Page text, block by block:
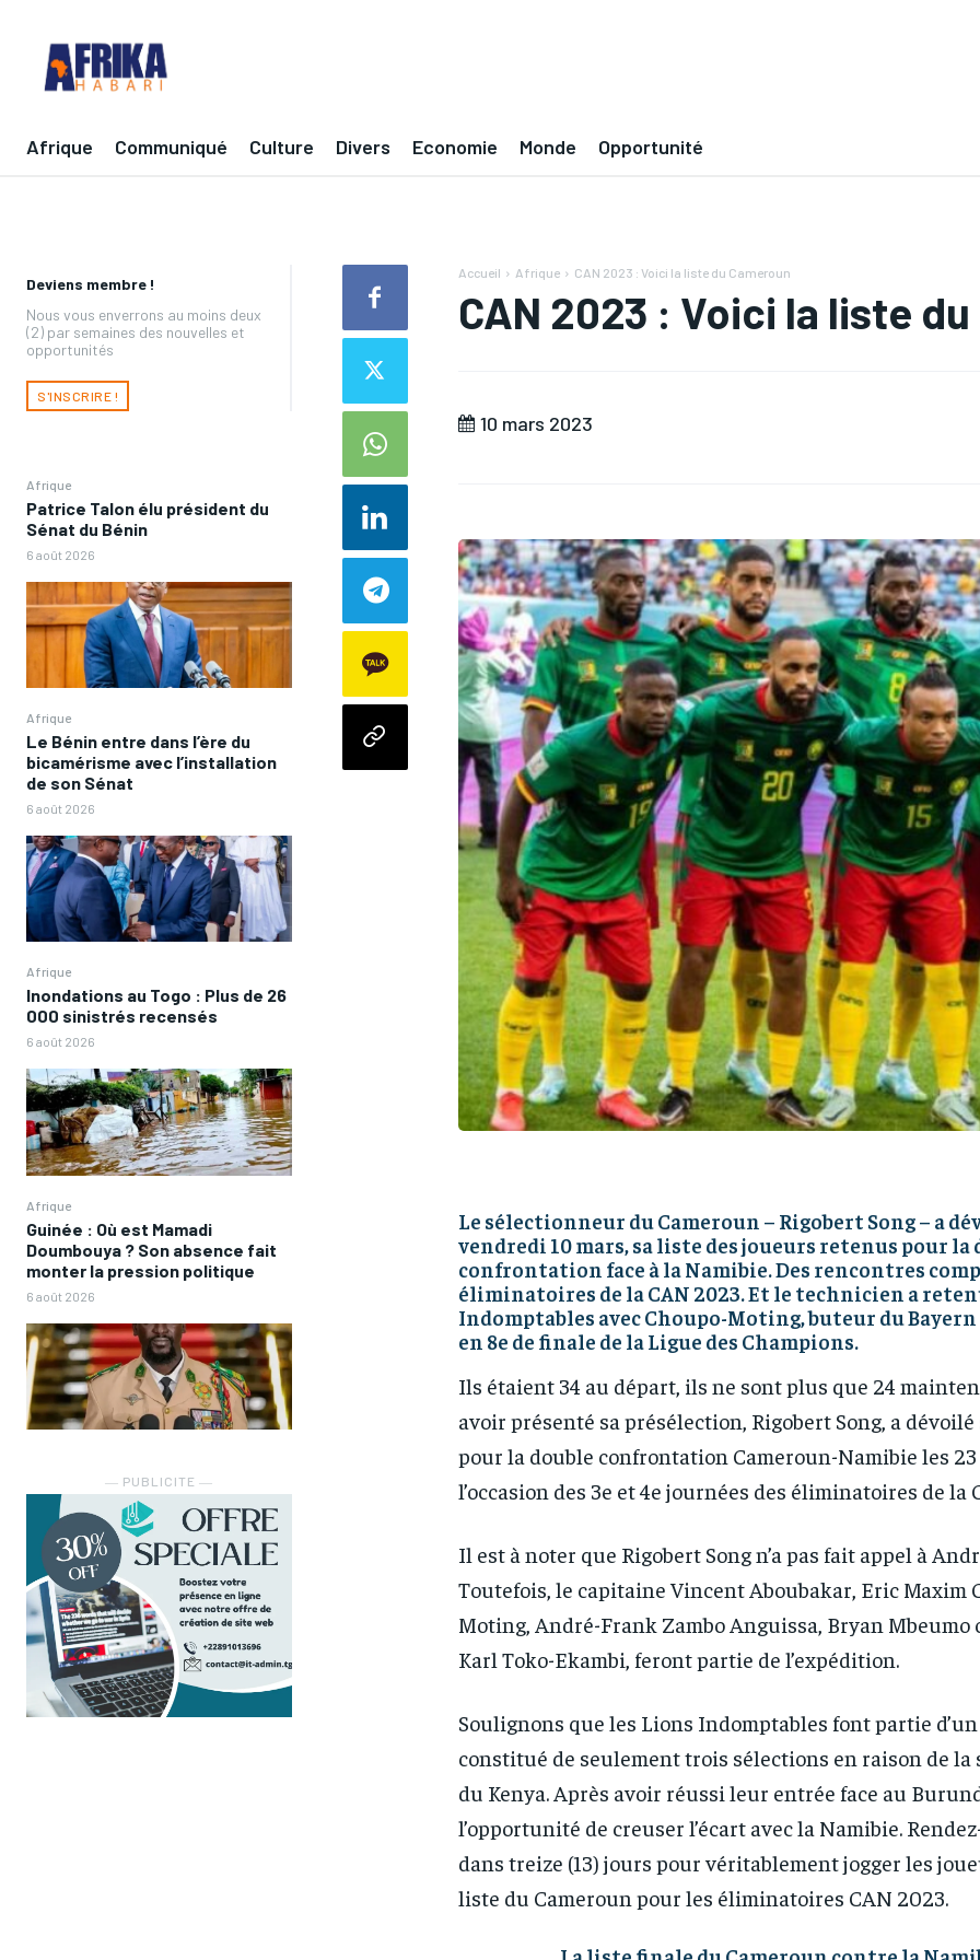
Afrique Communiqué Culture Divers Economie Monde Opportunité
Deviens membre !
Nous vous enverrons au moins deux
(2) par semaines des nouvelles et
opportunités
S'INSCRIRE !
Afrique
Patrice Talon élu président du
Sénat du Bénin
6 août 2026
Afrique
Le Bénin entre dans l’ère du
bicamérisme avec l’installation
de son Sénat
6 août 2026
Afrique
Inondations au Togo : Plus de 26
000 sinistrés recensés
6 août 2026
Afrique
Guinée : Où est Mamadi
Doumbouya ? Son absence fait
monter la pression politique
6 août 2026
― PUBLICITE ―
Accueil Afrique CAN 2023 : Voici la liste du Cameroun
CAN 2023 : Voici la liste
10 mars 2023
Le sélectionneur du Cameroun – Rigobert Song – a
vendredi 10 mars, sa liste des joueurs retenus pour la
confrontation face à la Namibie. Des rencontres
éliminatoires de la CAN 2023. Et le technicien a
Indomptables avec Choupo-Moting, buteur du Bayern
en 8e de finale de la Ligue des Champions.
Ils étaient 34 au départ, ils ne sont plus que 24
avoir présenté sa présélection, Rigobert Song, a dévoilé
pour la double confrontation Cameroun-Namibie les 23
l’occasion des 3e et 4e journées des éliminatoires de la
Il est à noter que Rigobert Song n’a pas fait appel à
Toutefois, le capitaine Vincent Aboubakar, Eric Maxim
Moting, André-Frank Zambo Anguissa, Bryan Mbeumo
Karl Toko-Ekambi, feront partie de l’expédition.
Soulignons que les Lions Indomptables font partie
constitué de seulement trois sélections en raison de la
du Kenya. Après avoir réussi leur entrée face au
l’opportunité de creuser l’écart avec la Namibie.
dans treize (13) jours pour véritablement jogger les
liste du Cameroun pour les éliminatoires CAN 2023.